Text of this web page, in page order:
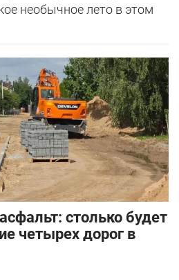
необычное лето в этом
столько будет
четырех дорог в